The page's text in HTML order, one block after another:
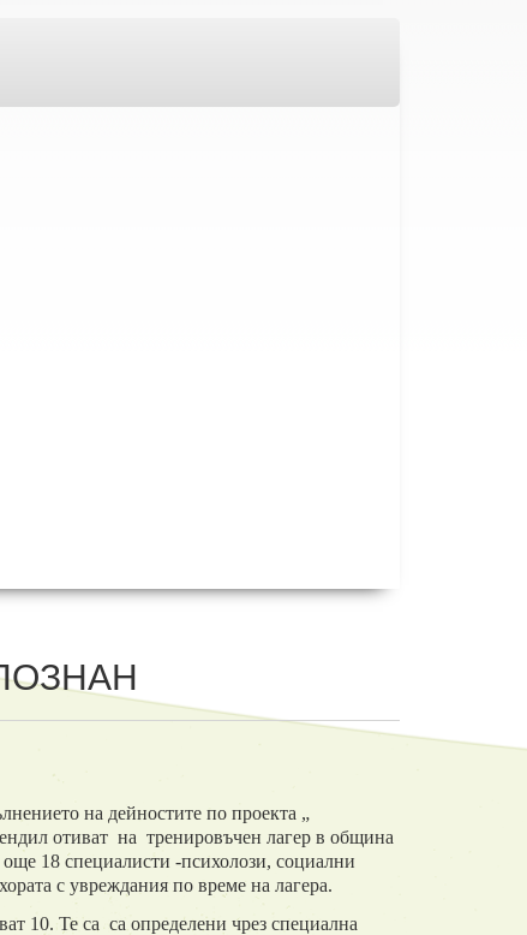
на дейностите по проекта „
отиват на тренировъчен лагер в община
18 специалисти -психолози, социални
с увреждания по време на лагера.
10. Те са са определени чрез специална